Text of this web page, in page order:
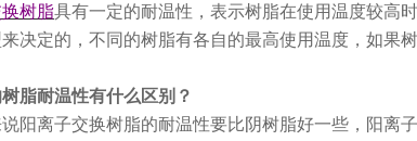
树脂具有一定的耐温性，表示树脂在使用温度较高
决定的，不同的树脂有各自的最高使用温度，如果
脂耐温性有什么区别？
阳离子交换树脂的耐温性要比阴树脂好一些，阳